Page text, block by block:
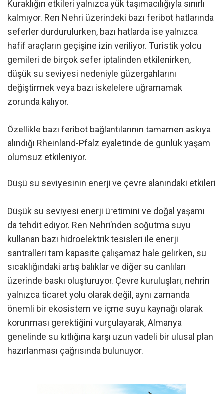
Kuraklığın etkileri yalnızca yük taşımacılığıyla sınırlı
kalmıyor. Ren Nehri üzerindeki bazı feribot hatlarında
seferler durdurulurken, bazı hatlarda ise yalnızca
hafif araçların geçişine izin veriliyor. Turistik yolcu
gemileri de birçok sefer iptalinden etkilenirken,
düşük su seviyesi nedeniyle güzergahlarını
değiştirmek veya bazı iskelelere uğramamak
zorunda kalıyor.
Özellikle bazı feribot bağlantılarının tamamen askıya
alındığı Rheinland-Pfalz eyaletinde de günlük yaşam
olumsuz etkileniyor.
Düşü su seviyesinin enerji ve çevre alanındaki etkileri
Düşük su seviyesi enerji üretimini ve doğal yaşamı
da tehdit ediyor. Ren Nehri’nden soğutma suyu
kullanan bazı hidroelektrik tesisleri ile enerji
santralleri tam kapasite çalışamaz hale gelirken, su
sıcaklığındaki artış balıklar ve diğer su canlıları
üzerinde baskı oluşturuyor. Çevre kuruluşları, nehrin
yalnızca ticaret yolu olarak değil, aynı zamanda
önemli bir ekosistem ve içme suyu kaynağı olarak
korunması gerektiğini vurgulayarak, Almanya
genelinde su kıtlığına karşı uzun vadeli bir ulusal plan
hazırlanması çağrısında bulunuyor.